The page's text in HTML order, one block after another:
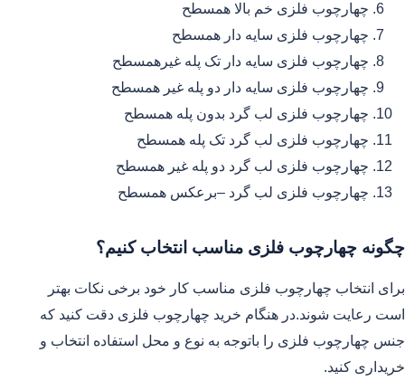
چهارچوب فلزی خم بالا همسطح
چهارچوب فلزی سایه دار همسطح
چهارچوب فلزی سایه دار تک پله غیرهمسطح
چهارچوب فلزی سایه دار دو پله غیر همسطح
چهارچوب فلزی لب گرد بدون پله همسطح
چهارچوب فلزی لب گرد تک پله همسطح
چهارچوب فلزی لب گرد دو پله غیر همسطح
چهارچوب فلزی لب گرد –برعکس همسطح
چگونه چهارچوب فلزی مناسب انتخاب کنیم؟
برای انتخاب چهارچوب فلزی مناسب کار خود برخی نکات بهتر
است رعایت شوند.در هنگام خرید چهارچوب فلزی دقت کنید که
جنس چهارچوب فلزی را باتوجه به نوع و محل استفاده انتخاب و
خریداری کنید.